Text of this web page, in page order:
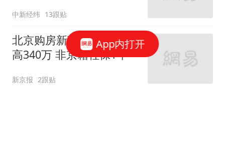
中新经纬 13跟贴
北京购房新政：公积金最
高340万 非京籍社保1年
新京报 2跟贴
App内打开